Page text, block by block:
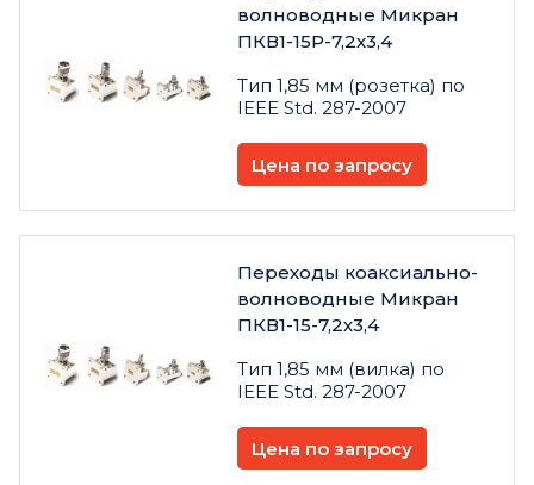
волноводные Микран
ПКВ1-15Р-7,2х3,4
Тип 1,85 мм (розетка) по
IEEE Std. 287-2007
Цена по запросу
Переходы коаксиально-
волноводные Микран
ПКВ1-15-7,2х3,4
Тип 1,85 мм (вилка) по
IEEE Std. 287-2007
Цена по запросу